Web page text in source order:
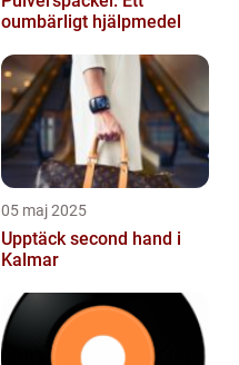
oumbärligt hjälpmedel
05 maj 2025
Upptäck second hand i
Kalmar